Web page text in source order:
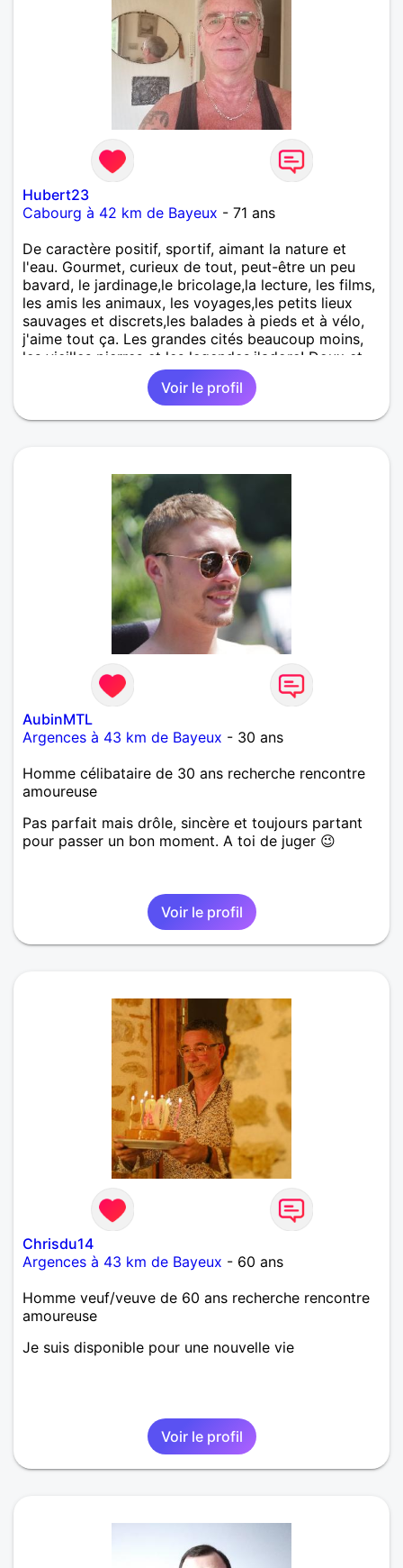
Hubert23
Cabourg à 42 km de Bayeux - 71 ans
De caractère positif, sportif, aimant la nature et
l'eau. Gourmet, curieux de tout, peut-être un peu
bavard, le jardinage,le bricolage,la lecture, les films,
les amis les animaux, les voyages,les petits lieux
sauvages et discrets,les balades à pieds et à vélo,
j'aime tout ça. Les grandes cités beaucoup moins,
les vieilles pierres et les legendes,j'adore! Doux et
sensuel, j'aime aider et soigner ,je pratique le
magnétisme et m'intéresse aux soins comme la
digiponcture par exemple. Si tu me ressemble,allons
Voir le profil
AubinMTL
Argences à 43 km de Bayeux - 30 ans
Homme célibataire de 30 ans recherche rencontre
amoureuse
Pas parfait mais drôle, sincère et toujours partant
pour passer un bon moment. A toi de juger 😉
Voir le profil
Chrisdu14
Argences à 43 km de Bayeux - 60 ans
Homme veuf/veuve de 60 ans recherche rencontre
amoureuse
Je suis disponible pour une nouvelle vie
Voir le profil